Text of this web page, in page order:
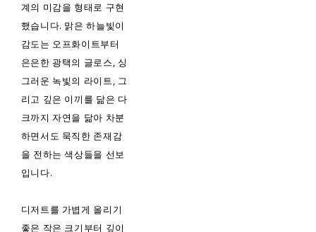
계의 미감을 형태로 구현
했습니다. 맑은 하늘빛이
감도는 오프화이트부터
은은한 광택의 글로스, 싱
그러운 녹빛의 라이트, 그
리고 깊은 이끼를 닮은 다
크까지 자연을 닮아 차분
하면서도 묵직한 존재감
을 전하는 색상들을 선보
입니다.
디저트를 가볍게 올리기
좋은 작은 크기부터 깊이